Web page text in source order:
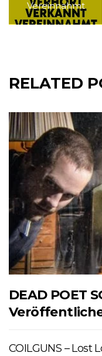
Vereinnahmt
RELATED
DEAD POET
COILGUNS – Lost